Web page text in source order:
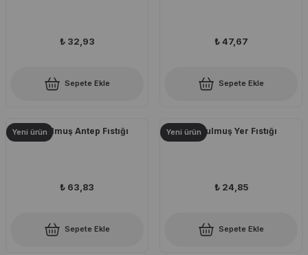
₺ 32,93
Sepete Ekle
₺ 47,67
Sepete Ekle
Yeni ürün
Kavrulmuş Antep Fıstığı
₺ 63,83
Sepete Ekle
Yeni ürünKavrulmuş Yer Fıstığı
₺ 24,85
Sepete Ekle